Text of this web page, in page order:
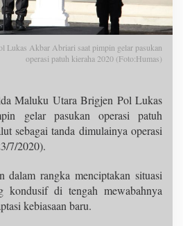
Lukas Akbar Abriari saat pimpin gelar pasukan
operasi patuh kieraha 2020 (Foto:Humas)
Maluku Utara Brigjen Pol Lukas
gelar pasukan operasi patuh
sebagai tanda dimulainya operasi
7/2020).
dalam rangka menciptakan situasi
kondusif di tengah mewabahnya
kebiasaan baru.